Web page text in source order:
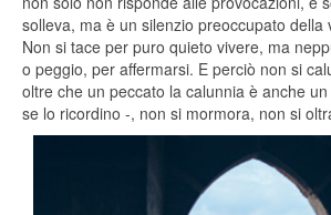
solleva, ma è un silenzio preoccupato della
Non si tace per puro quieto vivere, ma
o peggio, per affermarsi. E perciò non si
oltre che un peccato la calunnia è anche
se lo ricordino -, non si mormora, non si